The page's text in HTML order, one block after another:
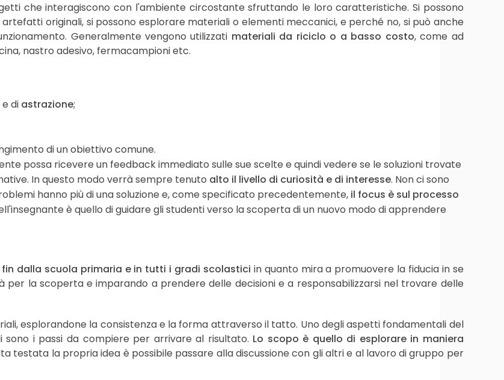
che interagiscono con l'ambiente circostante sfruttando le loro caratteristiche. Si possono
originali, si possono esplorare materiali o elementi meccanici, e perché no, si può anche
Generalmente vengono utilizzati materiali da riciclo o a basso costo, come ad
nastro adesivo, fermacampioni etc.
e di astrazione;
di un obiettivo comune.
possa ricevere un feedback immediato sulle sue scelte e quindi vedere se le soluzioni trovate
In questo modo verrà sempre tenuto alto il livello di curiosità e di interesse. Non ci sono
hanno più di una soluzione e, come specificato precedentemente, il focus è sul processo
è quello di guidare gli studenti verso la scoperta di un nuovo modo di apprendere
fin dalla scuola primaria e in tutti i gradi scolastici in quanto mira a promuovere la fiducia in se
la scoperta e imparando a prendere delle decisioni e a responsabilizzarsi nel trovare delle
esplorandone la consistenza e la forma attraverso il tatto. Uno degli aspetti fondamentali del
i passi da compiere per arrivare al risultato. Lo scopo è quello di esplorare in maniera
testata la propria idea è possibile passare alla discussione con gli altri e al lavoro di gruppo per